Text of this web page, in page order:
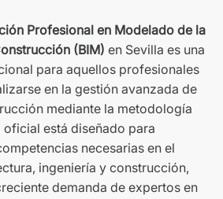
Profesional en Modelado de la
(BIM) en Sevilla es una
para aquellos profesionales
en la gestión avanzada de
mediante la metodología
oficial está diseñado para
necesarias en el
ingeniería y construcción,
demanda de expertos en